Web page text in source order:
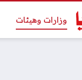
وزارات وهيئات